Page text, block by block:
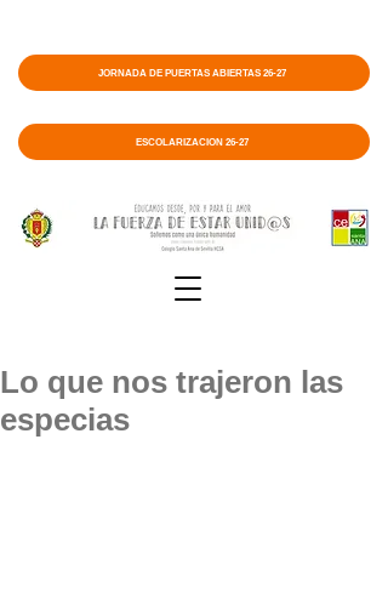
ESCOLARIZACIÓN 26-27
JORNADA DE PUERTAS ABIERTAS 26-27
Lo que nos trajeron las
especias